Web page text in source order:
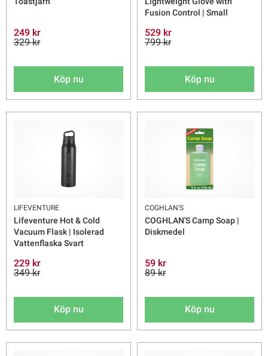
249 kr
329 kr
Köp nu
Fusion Control | Small
529 kr
799 kr
Köp nu
LIFEVENTURE
Lifeventure Hot & Cold
Vacuum Flask | Isolerad
Vattenflaska Svart
229 kr
349 kr
Köp nu
COGHLAN'S
COGHLAN'S Camp Soap |
Diskmedel
59 kr
89 kr
Köp nu